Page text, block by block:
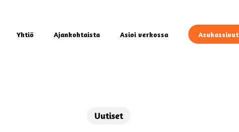
Yhtiö Ajankohtaista Asioi verkossa Asukassivut
Uutiset